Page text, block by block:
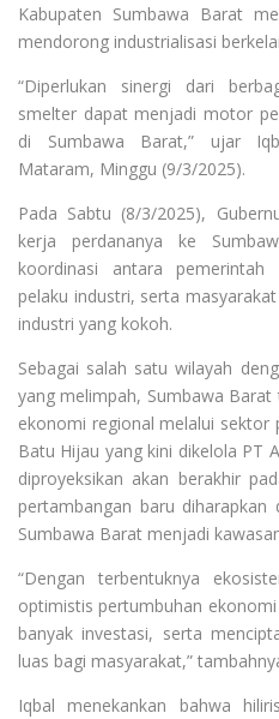
Kabupaten Sumbawa Barat
mendorong industrialisasi
“Diperlukan sinergi dari
smelter dapat menjadi motor
di Sumbawa Barat,” ujar
Mataram, Minggu (9/3/2025).
Pada Sabtu (8/3/2025),
kerja perdananya ke
koordinasi antara pemerintah
pelaku industri, serta
industri yang kokoh.
Sebagai salah satu wilayah
yang melimpah, Sumbawa
ekonomi regional melalui sektor
Batu Hijau yang kini dikelola PT
diproyeksikan akan berakhir
pertambangan baru
Sumbawa Barat menjadi
“Dengan terbentuknya
optimistis pertumbuhan
banyak investasi, serta
luas bagi masyarakat,”
Iqbal menekankan bahwa